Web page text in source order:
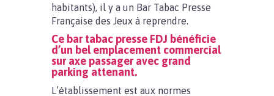
habitants), il y a un Bar Tabac Presse
Française des Jeux à reprendre.
Ce bar tabac presse FDJ bénéficie
d’un bel emplacement commercial
sur axe passager avec grand
parking attenant.
L’établissement est aux normes